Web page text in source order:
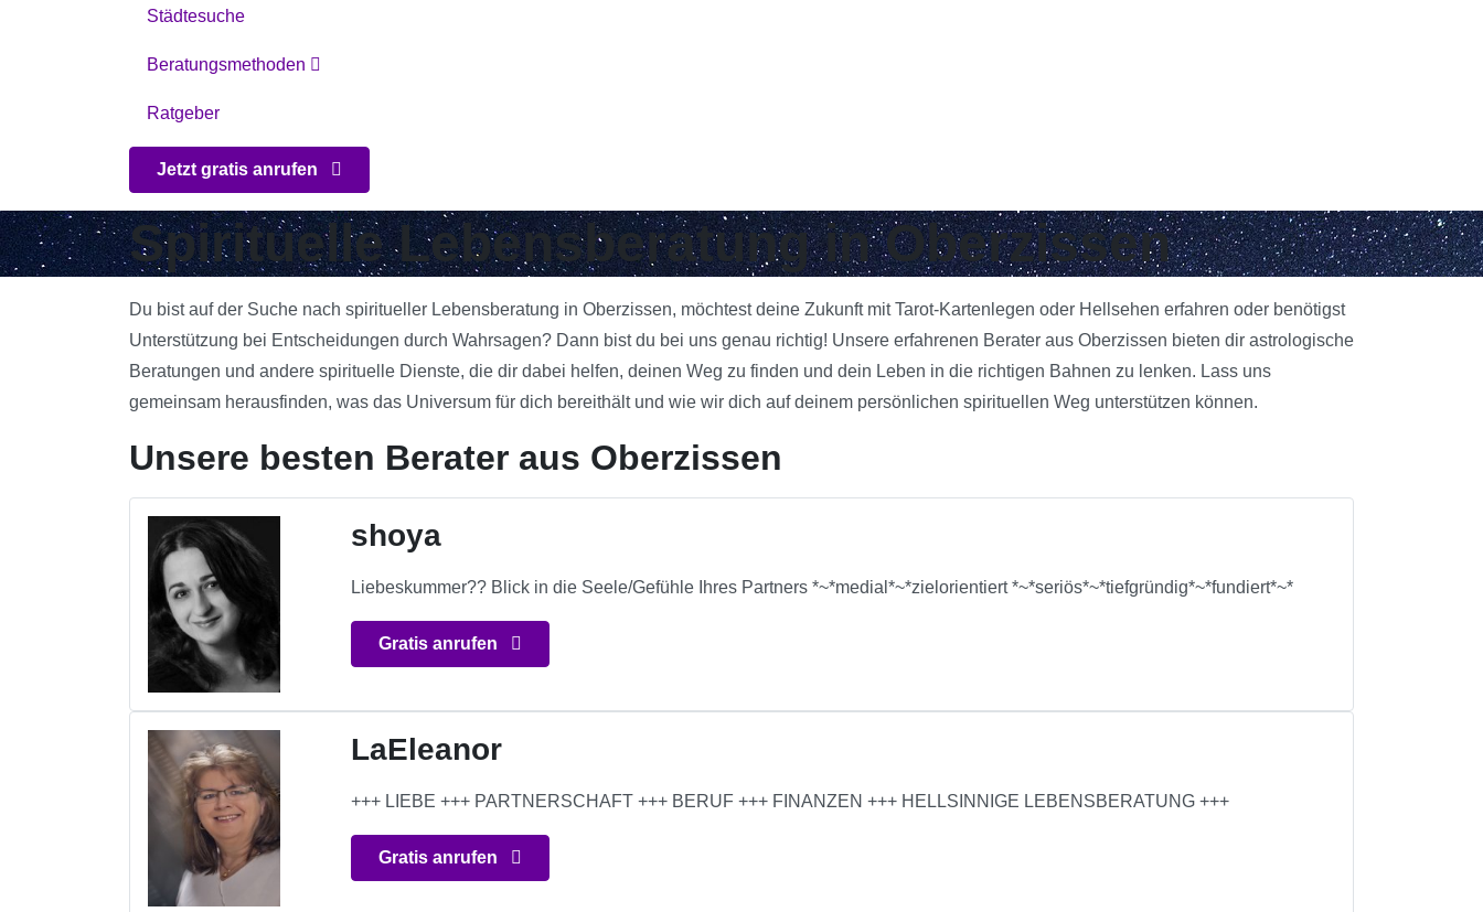
Städtesuche
Beratungsmethoden
Ratgeber
Jetzt gratis anrufen
Spirituelle Lebensberatung in Oberzissen
Du bist auf der Suche nach spiritueller Lebensberatung in Oberzissen, möchtest deine Zukunft mit Tarot-Kartenlegen oder Hellsehen erfahren oder benötigst
Unterstützung bei Entscheidungen durch Wahrsagen? Dann bist du bei uns genau richtig! Unsere erfahrenen Berater aus Oberzissen bieten dir astrologische
Beratungen und andere spirituelle Dienste, die dir dabei helfen, deinen Weg zu finden und dein Leben in die richtigen Bahnen zu lenken. Lass uns
gemeinsam herausfinden, was das Universum für dich bereithält und wie wir dich auf deinem persönlichen spirituellen Weg unterstützen können.
Unsere besten Berater aus Oberzissen
shoya
Liebeskummer?? Blick in die Seele/Gefühle Ihres Partners *~*medial*~*zielorientiert *~*seriös*~*tiefgründig*~*fundiert*~*
Gratis anrufen
LaEleanor
+++ LIEBE +++ PARTNERSCHAFT +++ BERUF +++ FINANZEN +++ HELLSINNIGE LEBENSBERATUNG +++
Gratis anrufen